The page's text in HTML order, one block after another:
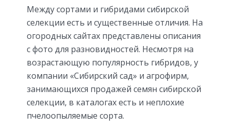
Между сортами и гибридами сибирской
селекции есть и существенные отличия. На
огородных сайтах представлены описания
с фото для разновидностей. Несмотря на
возрастающую популярность гибридов, у
компании «Сибирский сад» и агрофирм,
занимающихся продажей семян сибирской
селекции, в каталогах есть и неплохие
пчелоопыляемые сорта.